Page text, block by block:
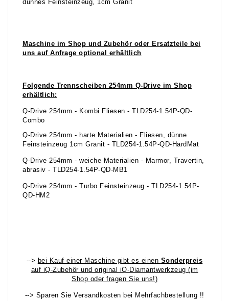
dünnes Feinsteinzeug, 1cm Granit
Maschine im Shop und Zubehör oder Ersatzteile bei
uns auf Anfrage optional erhältlich
Folgende Trennscheiben 254mm Q-Drive im Shop
erhältlich:
Q-Drive 254mm - Kombi Fliesen - TLD254-1.54P-QD-
Combo
Q-Drive 254mm - harte Materialien - Fliesen, dünne
Feinsteinzeug 1cm Granit - TLD254-1.54P-QD-HardMat
Q-Drive 254mm - weiche Materialien - Marmor, Travertin,
abrasiv - TLD254-1.54P-QD-MB1
Q-Drive 254mm - Turbo Feinsteinzeug - TLD254-1.54P-
QD-HM2
--> bei Kauf einer Maschine gibt es einen Sonderpreis
auf iQ-Zubehör und original iQ-Diamantwerkzeug (im
Shop oder fragen Sie uns!)
--> Sparen Sie Versandkosten bei Mehrfachbestellung !!